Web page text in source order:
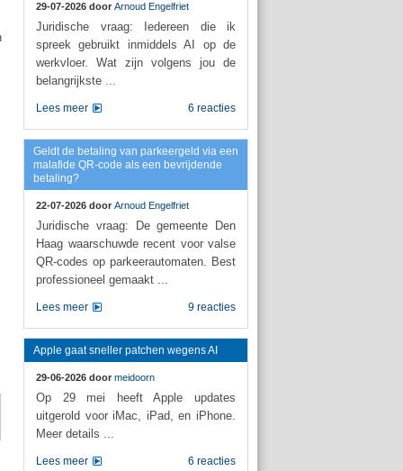
29-07-2026 door Arnoud Engelfriet
Juridische vraag: Iedereen die ik
spreek gebruikt inmiddels AI op de
werkvloer. Wat zijn volgens jou de
belangrijkste ...
6 reacties
Lees meer
Geldt de betaling van parkeergeld via een
malafide QR-code als een bevrijdende
betaling?
22-07-2026 door Arnoud Engelfriet
Juridische vraag: De gemeente Den
Haag waarschuwde recent voor valse
QR-codes op parkeerautomaten. Best
professioneel gemaakt ...
9 reacties
Lees meer
Apple gaat sneller patchen wegens AI
29-06-2026 door meidoorn
Op 29 mei heeft Apple updates
uitgerold voor iMac, iPad, en iPhone.
Meer details ...
6 reacties
Lees meer